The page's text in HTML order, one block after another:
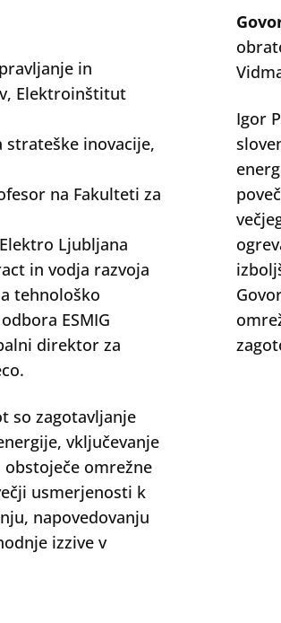
in
Elektroinštitut
inovacije,
na Fakulteti za
Ljubljana
in vodja razvoja
tehnološko
ESMIG
direktor za
so zagotavljanje
vključevanje
omrežne
usmerjenosti k
napovedovanju
izzive v
Igor